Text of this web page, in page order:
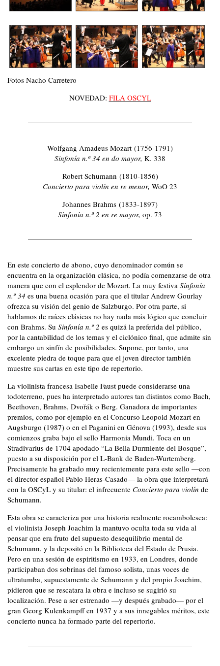
Fotos Nacho Carretero
NOVEDAD: FILA OSCYL
Wolfgang Amadeus Mozart (1756-1791)
Sinfonía n.º 34 en do mayor, K. 338
Robert Schumann (1810-1856)
Concierto para violín en re menor, WoO 23
Johannes Brahms (1833-1897)
Sinfonía n.º 2 en re mayor, op. 73
En este concierto de abono, cuyo denominador común se
encuentra en la organización clásica, no podía comenzarse de otra
manera que con el esplendor de Mozart. La muy festiva Sinfonía
n.º 34 es una buena ocasión para que el titular Andrew Gourlay
ofrezca su visión del genio de Salzburgo. Por otra parte, si
hablamos de raíces clásicas no hay nada más lógico que concluir
con Brahms. Su Sinfonía n.º 2 es quizá la preferida del público,
por la cantabilidad de los temas y el ciclónico final, que admite sin
embargo un sinfín de posibilidades. Supone, por tanto, una
excelente piedra de toque para que el joven director también
muestre sus cartas en este tipo de repertorio.
La violinista francesa Isabelle Faust puede considerarse una
todoterreno, pues ha interpretado autores tan distintos como Bach,
Beethoven, Brahms, Dvořák o Berg. Ganadora de importantes
premios, como por ejemplo en el Concurso Leopold Mozart en
Augsburgo (1987) o en el Paganini en Génova (1993), desde sus
comienzos graba bajo el sello Harmonia Mundi. Toca en un
Stradivarius de 1704 apodado “La Bella Durmiente del Bosque”,
puesto a su disposición por el L-Bank de Baden-Wurtemberg.
Precisamente ha grabado muy recientemente para este sello —con
el director español Pablo Heras-Casado— la obra que interpretará
con la OSCyL y su titular: el infrecuente Concierto para violín de
Schumann.
Esta obra se caracteriza por una historia realmente rocambolesca:
el violinista Joseph Joachim la mantuvo oculta toda su vida al
pensar que era fruto del supuesto desequilibrio mental de
Schumann, y la depositó en la Biblioteca del Estado de Prusia.
Pero en una sesión de espiritismo en 1933, en Londres, donde
participaban dos sobrinas del famoso solista, unas voces de
ultratumba, supuestamente de Schumann y del propio Joachim,
pidieron que se rescatara la obra e incluso se sugirió su
localización. Pese a ser estrenado —y después grabado— por el
gran Georg Kulenkampff en 1937 y a sus innegables méritos, este
concierto nunca ha formado parte del repertorio.